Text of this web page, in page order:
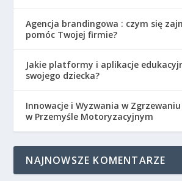
Agencja brandingowa : czym się
pomóc Twojej firmie?
Jakie platformy i aplikacje
swojego dziecka?
Innowacje i Wyzwania w
w Przemyśle Motoryzacyjnym
NAJNOWSZE KOMENTARZE